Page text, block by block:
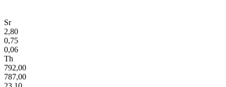
Sr
2,80
0,75
0,06
Th
792,00
787,00